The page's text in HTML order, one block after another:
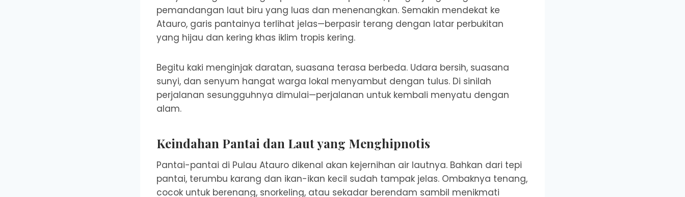
pemandangan laut biru yang luas dan menenangkan. Semakin mendekat ke
Atauro, garis pantainya terlihat jelas—berpasir terang dengan latar perbukitan
yang hijau dan kering khas iklim tropis kering.
Begitu kaki menginjak daratan, suasana terasa berbeda. Udara bersih, suasana
sunyi, dan senyum hangat warga lokal menyambut dengan tulus. Di sinilah
perjalanan sesungguhnya dimulai—perjalanan untuk kembali menyatu dengan
alam.
Keindahan Pantai dan Laut yang Menghipnotis
Pantai-pantai di Pulau Atauro dikenal akan kejernihan air lautnya. Bahkan dari tepi
pantai, terumbu karang dan ikan-ikan kecil sudah tampak jelas. Ombaknya tenang,
cocok untuk berenang, snorkeling, atau sekadar berendam sambil menikmati